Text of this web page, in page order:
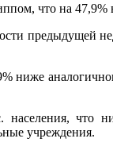
что на
предыдущей
ниже
что
учреждения.